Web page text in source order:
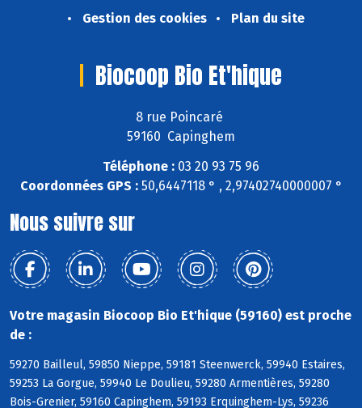
Gestion des cookies
Plan du site
Biocoop Bio Et'hique
8 rue Poincaré
59160 Capinghem
Téléphone : 03 20 93 75 96
Coordonnées GPS :50,6447118 ° , 2,97402740000007 °
Nous suivre sur
Votre magasin Biocoop Bio Et'hique (59160) est proche
de :
59270 Bailleul, 59850 Nieppe, 59181 Steenwerck, 59940 Estaires,
59253 La Gorgue, 59940 Le Doulieu, 59280 Armentières, 59280
Bois-Grenier, 59160 Capinghem, 59193 Erquinghem-Lys, 59236